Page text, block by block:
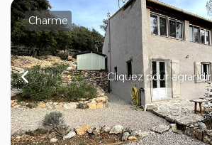
Expertise
Nos métiers
L'agence
Contact
Charme
Cliquez pour agrandir